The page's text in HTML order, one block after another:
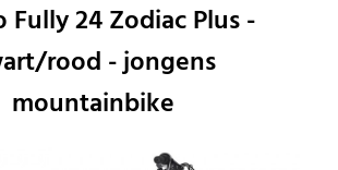
Fully 24 Zodiac Plus -
rood - jongens
mountainbike